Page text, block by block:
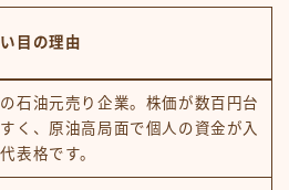
目の理由
石油元売り企業。株価が数百円台
く、原油高局面で個人の資金が入
表格です。